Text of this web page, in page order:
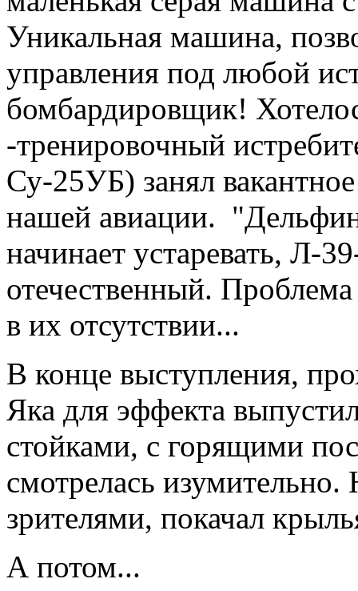
Уникальная машина,
управления под любой
бомбардировщик!
-тренировочный
Су-25УБ) занял
нашей авиации.
начинает устаревать, Л-
отечественный.
в их отсутствии...
В конце выступления,
Яка для эффекта
стойками, с горящими
смотрелась
зрителями, покачал
А потом...